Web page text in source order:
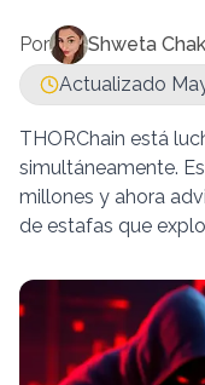
Por Shweta
Actualizado
THORChain está
simultáneamente.
millones y ahora
de estafas que